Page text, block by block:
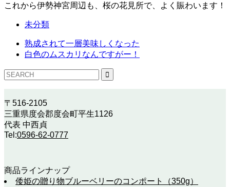
これから伊勢神宮周辺も、桜の花見所で、よく賑わいます！
未分類
熟成されて一層美味しくなった
白色のムスカリなんですがー！
〒516-2105
三重県度会郡度会町平生1126
代表 中西貞
Tel:0596-62-0777
商品ラインナップ
倭姫の贈り物ブルーベリーのコンポート（350g）